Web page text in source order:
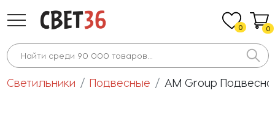
0 0
Светильники Подвесные AM Group